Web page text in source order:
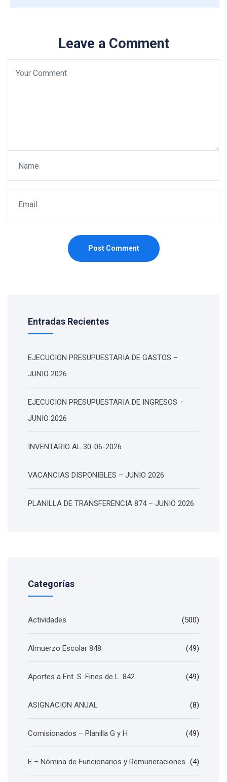
Leave a Comment
Post Comment
Entradas Recientes
EJECUCION PRESUPUESTARIA DE GASTOS –
JUNIO 2026
EJECUCION PRESUPUESTARIA DE INGRESOS –
JUNIO 2026
INVENTARIO AL 30-06-2026
VACANCIAS DISPONIBLES – JUNIO 2026
PLANILLA DE TRANSFERENCIA 874 – JUNIO 2026
Categorías
Actividades (500)
Almuerzo Escolar 848 (49)
Aportes a Ent. S. Fines de L. 842 (49)
ASIGNACION ANUAL (8)
Comisionados – Planilla G y H (49)
E – Nómina de Funcionarios y Remuneraciones. (4)